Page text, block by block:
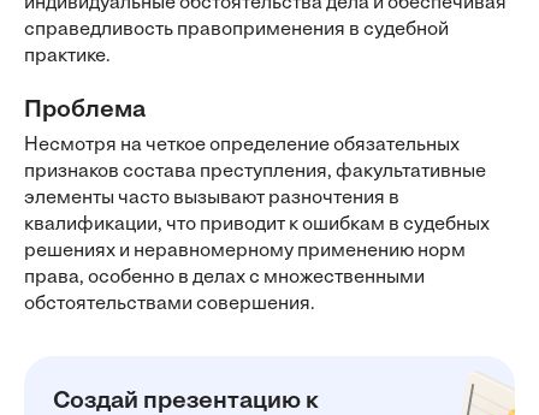
справедливость правоприменения в судебной
практике.
Проблема
Несмотря на четкое определение обязательных
признаков состава преступления, факультативные
элементы часто вызывают разночтения в
квалификации, что приводит к ошибкам в судебных
решениях и неравномерному применению норм
права, особенно в делах с множественными
обстоятельствами совершения.
Создай презентацию к